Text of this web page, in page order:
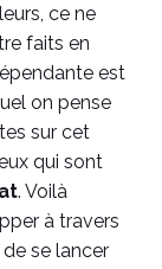
ce ne
faits en
est
on pense
sur cet
qui sont
. Voilà
à travers
se lancer